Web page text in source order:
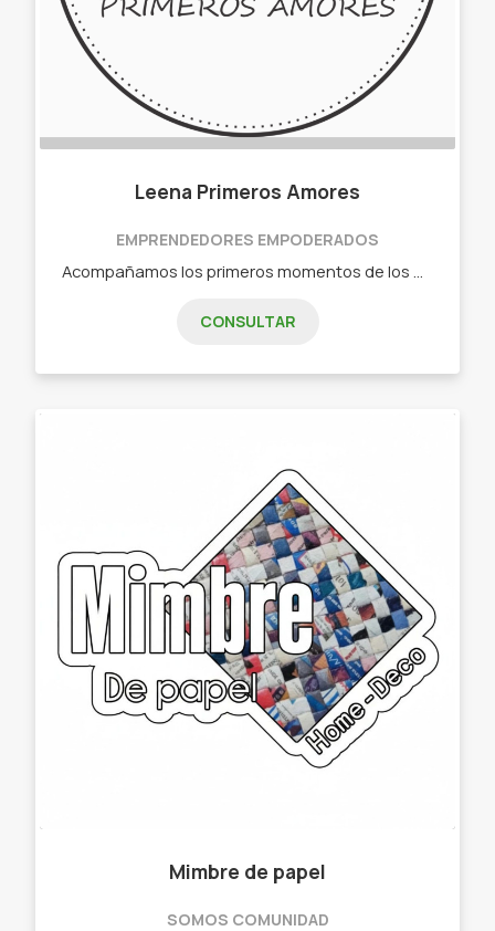
Leena Primeros Amores
EMPRENDEDORES EMPODERADOS
CONSULTAR
Mimbre de papel
SOMOS COMUNIDAD